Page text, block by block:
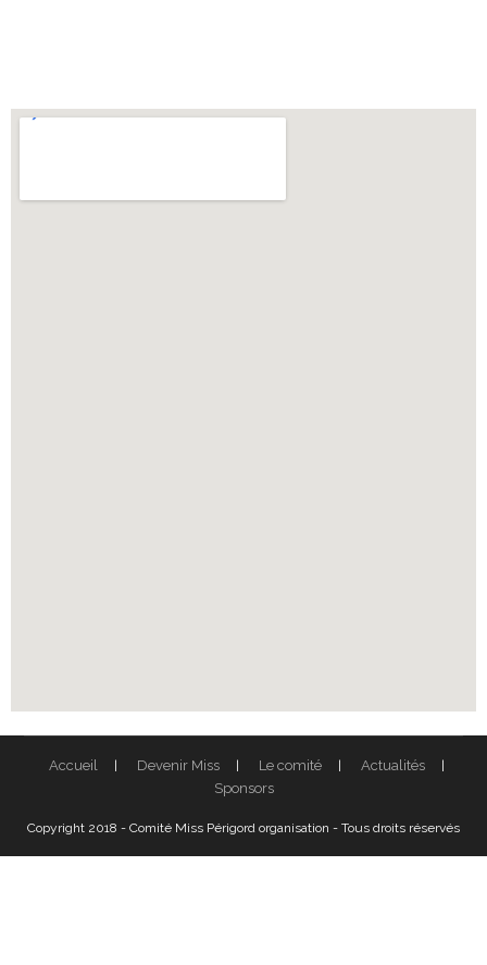
Accueil Devenir Miss Le comité
Actualités
Sponsors
Copyright 2018 - Comité Miss Périgord organisation - Tous droits réservés